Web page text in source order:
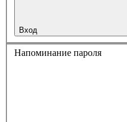
Вход
Напоминание пароля